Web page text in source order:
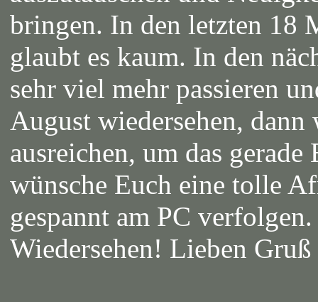
bringen. In den letzten 18
glaubt es kaum. In den
sehr viel mehr passieren
August wiedersehen,
ausreichen, um das
wünsche Euch eine tolle
gespannt am PC
Wiedersehen! Lieben